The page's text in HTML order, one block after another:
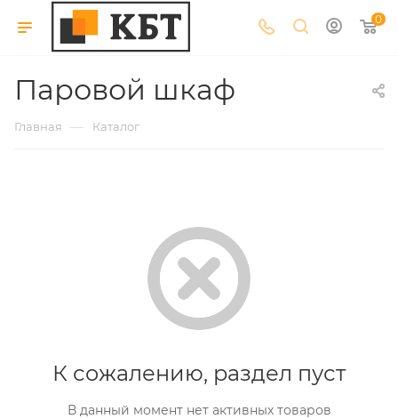
0
Паровой шкаф
Главная — Каталог
К сожалению, раздел пуст
В данный момент нет активных товаров